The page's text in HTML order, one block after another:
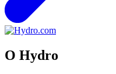
O Hydro